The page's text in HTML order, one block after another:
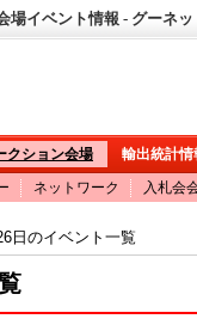
場イベント情報 - グーネ
クション会場
輸出統計情
ネットワーク 入札会
日のイベント一覧